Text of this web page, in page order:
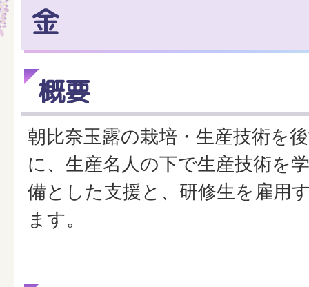
金
概要
朝比奈玉露の栽培・生産技術を
に、生産名人の下で生産技術を
備とした支援と、研修生を雇用
ます。